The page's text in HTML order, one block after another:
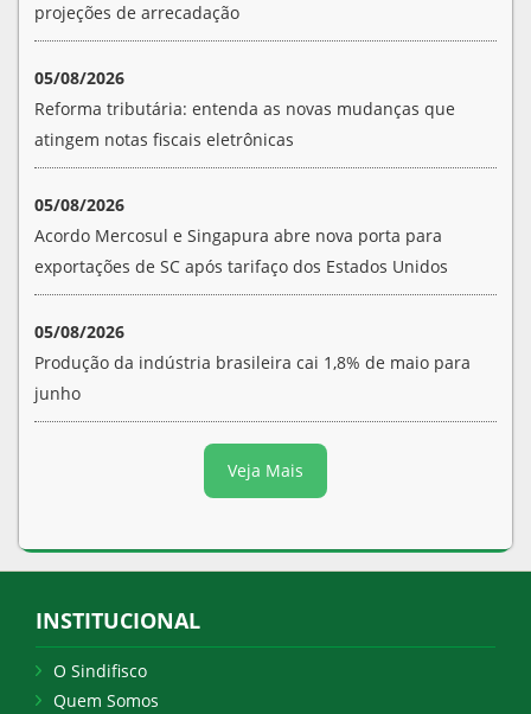
projeções de arrecadação
05/08/2026
Reforma tributária: entenda as novas mudanças que
atingem notas fiscais eletrônicas
05/08/2026
Acordo Mercosul e Singapura abre nova porta para
exportações de SC após tarifaço dos Estados Unidos
05/08/2026
Produção da indústria brasileira cai 1,8% de maio para
junho
Veja Mais
INSTITUCIONAL
O Sindifisco
Quem Somos